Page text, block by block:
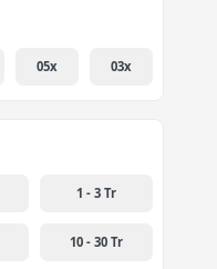
05x 03x
1 - 3 Tr
10 - 30 Tr